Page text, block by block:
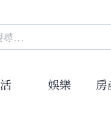
娛樂 房